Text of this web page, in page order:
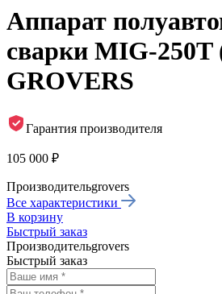
Аппарат
сварки MIG-
GROVERS
Гарантия производителя
105 000 ₽
Производительgrovers
Все характеристики
В корзину
Быстрый заказ
Производительgrovers
Быстрый заказ